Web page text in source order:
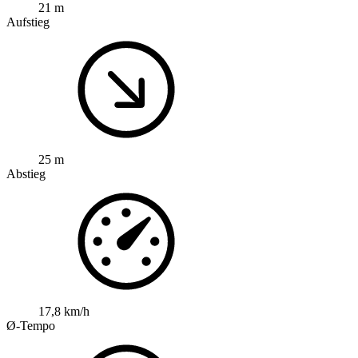
21 m
Aufstieg
25 m
Abstieg
17,8 km/h
Ø-Tempo